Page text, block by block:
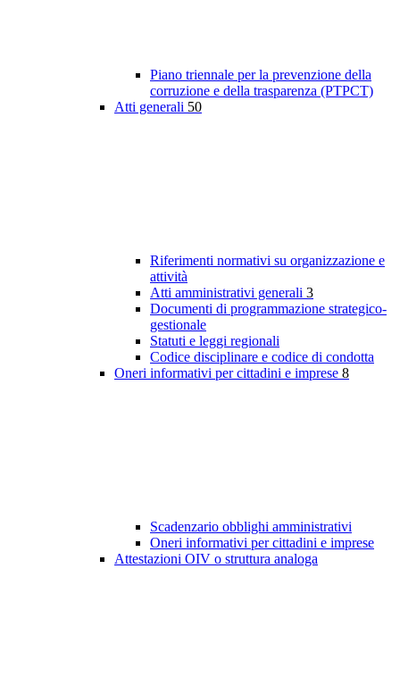
Piano triennale per la prevenzione della
corruzione e della trasparenza (PTPCT)
Atti generali 50
Riferimenti normativi su organizzazione e
attività
Atti amministrativi generali 3
Documenti di programmazione strategico-
gestionale
Statuti e leggi regionali
Codice disciplinare e codice di condotta
Oneri informativi per cittadini e imprese 8
Scadenzario obblighi amministrativi
Oneri informativi per cittadini e imprese
Attestazioni OIV o struttura analoga